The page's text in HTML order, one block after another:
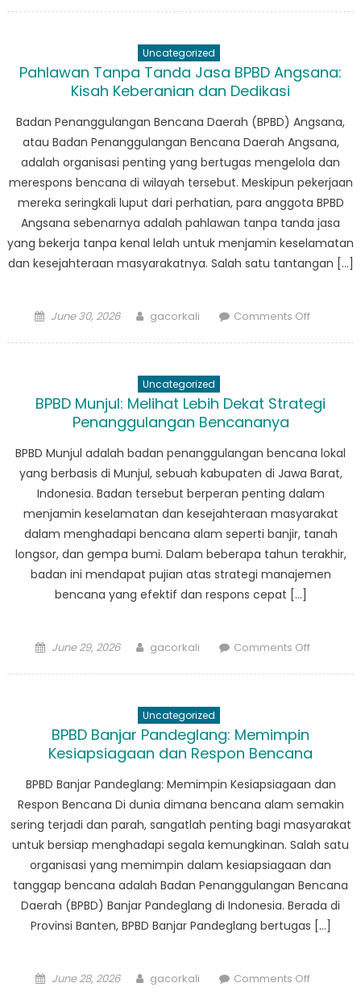
Negara:
Malaysia
Dalam
Sorotan
Uncategorized
Pahlawan Tanpa Tanda Jasa BPBD Angsana:
Kisah Keberanian dan Dedikasi
Badan Penanggulangan Bencana Daerah (BPBD) Angsana,
atau Badan Penanggulangan Bencana Daerah Angsana,
adalah organisasi penting yang bertugas mengelola dan
merespons bencana di wilayah tersebut. Meskipun pekerjaan
mereka seringkali luput dari perhatian, para anggota BPBD
Angsana sebenarnya adalah pahlawan tanpa tanda jasa
yang bekerja tanpa kenal lelah untuk menjamin keselamatan
dan kesejahteraan masyarakatnya. Salah satu tantangan […]
Posted
June 30, 2026 Author
gacorkali Comments Offon
BPBD
Kisah
dan
Dedikasi
Uncategorized
BPBD Munjul: Melihat Lebih Dekat Strategi
Penanggulangan Bencananya
BPBD Munjul adalah badan penanggulangan bencana lokal
yang berbasis di Munjul, sebuah kabupaten di Jawa Barat,
Indonesia. Badan tersebut berperan penting dalam
menjamin keselamatan dan kesejahteraan masyarakat
dalam menghadapi bencana alam seperti banjir, tanah
longsor, dan gempa bumi. Dalam beberapa tahun terakhir,
badan ini mendapat pujian atas strategi manajemen
bencana yang efektif dan respons cepat […]
Posted
June 29, 2026 Author
gacorkali Comments Offon
Strategi
Uncategorized
BPBD Banjar Pandeglang: Memimpin
Kesiapsiagaan dan Respon Bencana
BPBD Banjar Pandeglang: Memimpin Kesiapsiagaan dan
Respon Bencana Di dunia dimana bencana alam semakin
sering terjadi dan parah, sangatlah penting bagi masyarakat
untuk bersiap menghadapi segala kemungkinan. Salah satu
organisasi yang memimpin dalam kesiapsiagaan dan
tanggap bencana adalah Badan Penanggulangan Bencana
Daerah (BPBD) Banjar Pandeglang di Indonesia. Berada di
Provinsi Banten, BPBD Banjar Pandeglang bertugas […]
Posted
June 28, 2026 Author
gacorkali Comments Offon